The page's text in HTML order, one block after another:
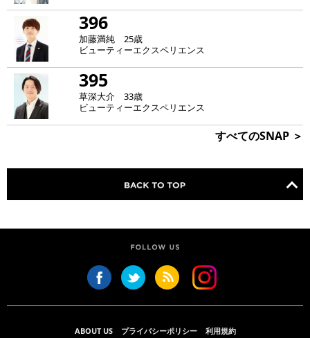
396
加藤満純 25歳
ビューティーエクスペリエンス
395
草深大介 33歳
ビューティーエクスペリエンス
すべてのSNAP ＞
ABOUT US プライバシーポリシー 利用規約